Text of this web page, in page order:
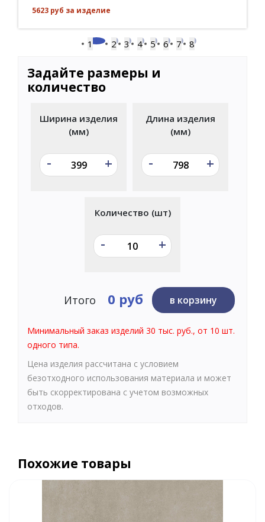
5623 руб за изделие
1 2 3 4 5 6 7 8
Задайте размеры и
количество
Ширина изделия
(мм)
- +
Длина изделия
(мм)
- +
Количество (шт)
- +
Итого 0 руб в корзину
Минимальный заказ изделий 30 тыс. руб., от 10 шт.
одного типа.
Цена изделия рассчитана с условием
безотходного использования материала и может
быть скорректирована с учетом возможных
отходов.
Похожие товары